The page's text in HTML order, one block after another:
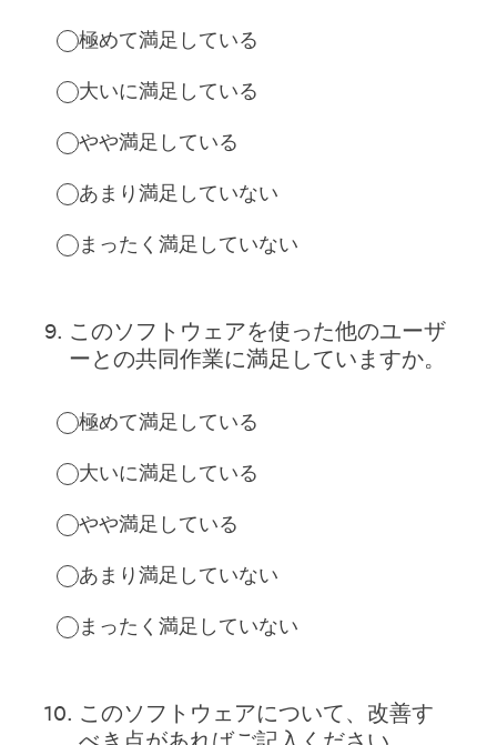
極めて満足している
大いに満足している
やや満足している
あまり満足していない
まったく満足していない
9. このソフトウェアを使った他のユーザ
ーとの共同作業に満足していますか。
極めて満足している
大いに満足している
やや満足している
あまり満足していない
まったく満足していない
10. このソフトウェアについて、改善す